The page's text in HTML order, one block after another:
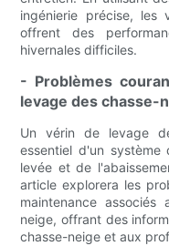
ingénierie précise, les
offrent des
hivernales difficiles.
- Problèmes
levage des chasse-
Un vérin de levage
essentiel d'un système
levée et de
article explorera les
maintenance
neige, offrant des
chasse-neige et aux